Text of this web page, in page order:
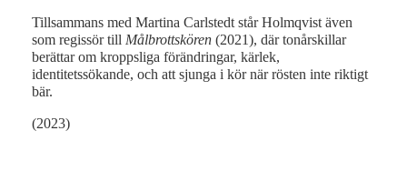
Tillsammans med Martina Carlstedt står Holmqvist även
som regissör till Målbrottskören (2021), där tonårskillar
berättar om kroppsliga förändringar, kärlek,
identitetssökande, och att sjunga i kör när rösten inte riktigt
bär.
(2023)